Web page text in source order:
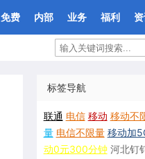
免费 内部 业务 福利
标签导航
联通 电信 移动 移动不
量 电信不限量 移动加
动0元300分钟 河北钉